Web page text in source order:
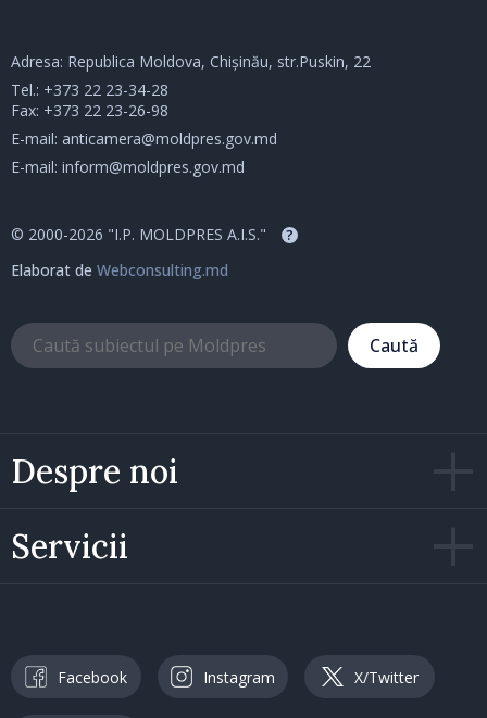
Despre noi
Servicii
Adresa: Republica Moldova, Chișinău, str.Puskin, 22
Tel.: +373 22 23-34-28
Fax: +373 22 23-26-98
E-mail: anticamera@moldpres.gov.md
E-mail: inform@moldpres.gov.md
© 2000-2026 "I.P. MOLDPRES A.I.S." ?
Elaborat de Webconsulting.md
Caută
Facebook Instagram X/Twitter